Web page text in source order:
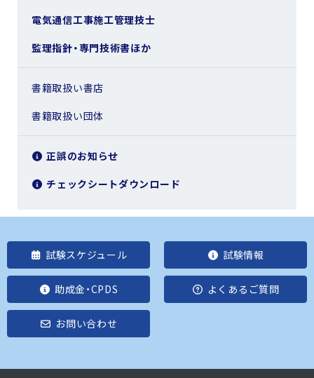
電気通信工事施工管理技士
監理指針・専門技術書ほか
書籍取扱い書店
書籍取扱い団体
正誤のお知らせ
チェックシートダウンロード
試験スケジュール 試験情報
助成金・CPDS よくあるご質問
お問い合わせ